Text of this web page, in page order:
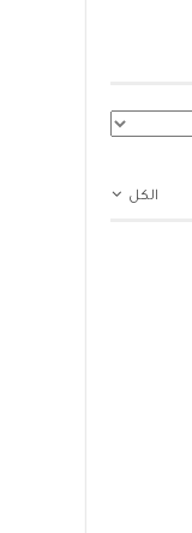
الكل